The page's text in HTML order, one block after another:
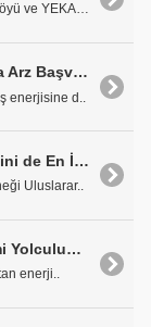
Enerjisa Üretim, mevcut rüzgÃ¢r portföyü ve YEKA-2..
Best Brands Grup Enerji Halka Arz Başvurusu SPK Tarafından Onaylandı
enerjisine d..
Enerjisini En İyi Yöneten İklimini de En İyi Yönetir
Uluslarar..
Biotrend'in Döngüsel Ekonomi Yolculuğunda Yeni Liderlik Dönemi
enerji..